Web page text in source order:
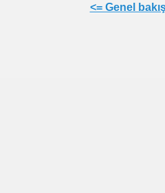
<= Genel